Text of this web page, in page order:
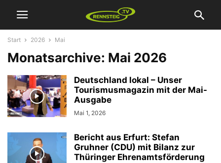
Start 2026 Mai
Monatsarchive: Mai 2026
Deutschland lokal – Unser
Tourismusmagazin mit der Mai-
Ausgabe
Mai 1, 2026
Bericht aus Erfurt: Stefan
Gruhner (CDU) mit Bilanz zur
Thüringer Ehrenamtsförderung